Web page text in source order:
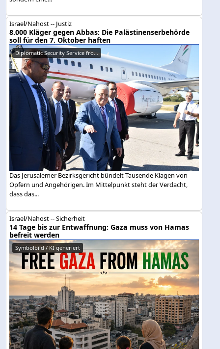
Israel/Nahost -- Justiz
8.000 Kläger gegen Abbas: Die Palästinenserbehörde
soll für den 7. Oktober haften
Diplomatic Security Service fro...
Das Jerusalemer Bezirksgericht bündelt Tausende Klagen von
Opfern und Angehörigen. Im Mittelpunkt steht der Verdacht,
dass das...
Israel/Nahost -- Sicherheit
14 Tage bis zur Entwaffnung: Gaza muss von Hamas
befreit werden
Symbolbild / KI generiert